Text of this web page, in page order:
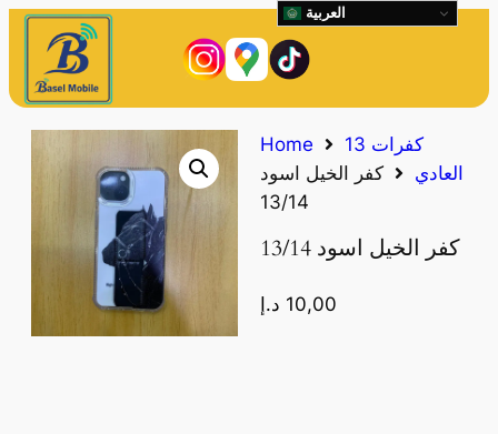
Home
كفرات 13
العادي
كفر الخيل اسود
13/14
كفر الخيل اسود 13/14
10,00 د.إ
العربية